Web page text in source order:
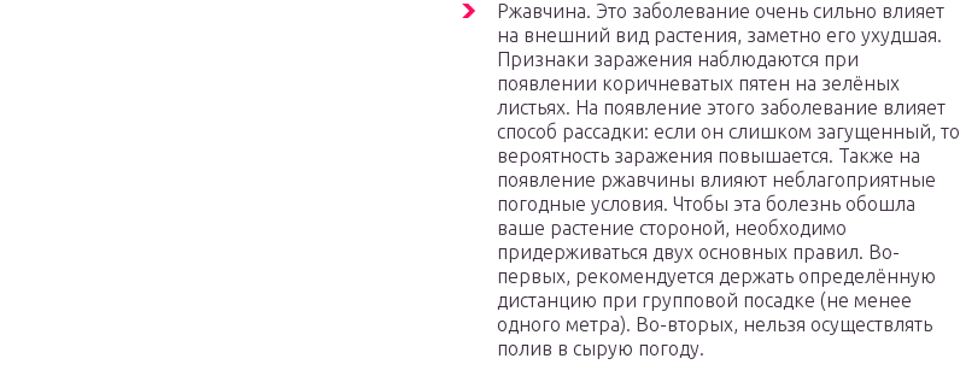
Ржавчина. Это заболевание очень сильно влияет
на внешний вид растения, заметно его ухудшая.
Признаки заражения наблюдаются при
появлении коричневатых пятен на зелёных
листьях. На появление этого заболевание влияет
способ рассадки: если он слишком загущенный, то
вероятность заражения повышается. Также на
появление ржавчины влияют неблагоприятные
погодные условия. Чтобы эта болезнь обошла
ваше растение стороной, необходимо
придерживаться двух основных правил. Во-
первых, рекомендуется держать определённую
дистанцию при групповой посадке (не менее
одного метра). Во-вторых, нельзя осуществлять
полив в сырую погоду.